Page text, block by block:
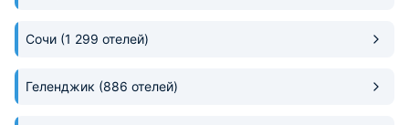
Сочи (1 299 отелей)
Геленджик (886 отелей)